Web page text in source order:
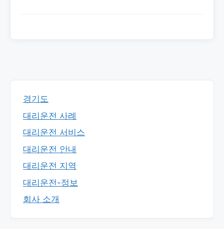
경기도
대리운전 사례
대리운전 서비스
대리운전 안내
대리운전 지역
대리운전-정보
회사 소개